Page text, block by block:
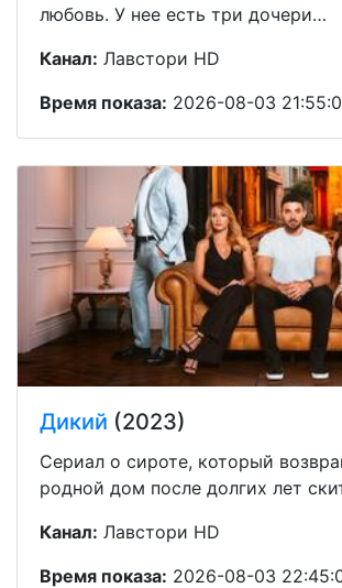
любовь. У нее есть три дочери…
Канал: Лавстори HD
Время показа: 2026-08-03
Дикий (2023)
Сериал о сироте, который
родной дом после долгих лет
Канал: Лавстори HD
Время показа: 2026-08-03